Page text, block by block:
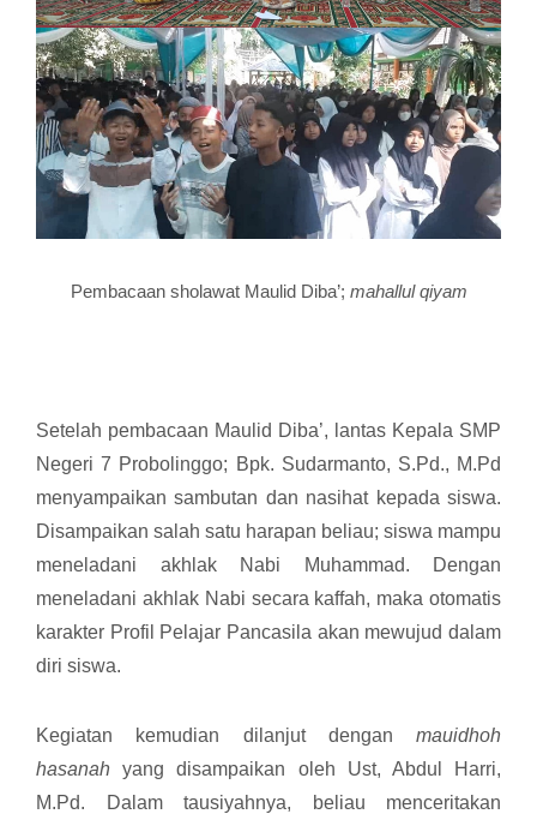
Pembacaan sholawat Maulid Diba’; mahallul qiyam
Setelah pembacaan Maulid Diba’, lantas Kepala SMP
Negeri 7 Probolinggo; Bpk. Sudarmanto, S.Pd., M.Pd
menyampaikan sambutan dan nasihat kepada siswa.
Disampaikan salah satu harapan beliau; siswa mampu
meneladani akhlak Nabi Muhammad. Dengan
meneladani akhlak Nabi secara kaffah, maka otomatis
karakter Profil Pelajar Pancasila akan mewujud dalam
diri siswa.
Kegiatan kemudian dilanjut dengan mauidhoh
hasanah yang disampaikan oleh Ust, Abdul Harri,
M.Pd. Dalam tausiyahnya, beliau menceritakan